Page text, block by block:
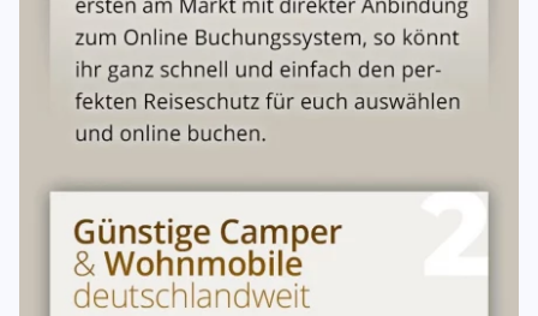
Im Mietpreis enthalten:Kfz-Versicherung, Wartung und
Verschleißreparaturen.
Nicht enthalten:Kraftstoff, Maut, Parkgebühren,
Camping-/Stellplatzgebühren, Fährkosten, Bußgelder und
sonstige Betriebskosten.
Vorzeitige Rückgabe
Bei Rückgabe vor Ablauf der Mietzeit bleibt der volle
Mietpreis geschuldet, es sei denn, das Fahrzeug kann im
Restzeitraum anderweitig vermietet werden.
Verspätete Rückgabe